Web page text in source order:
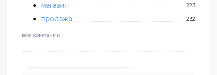
магазин 223
продажа 232
все компании